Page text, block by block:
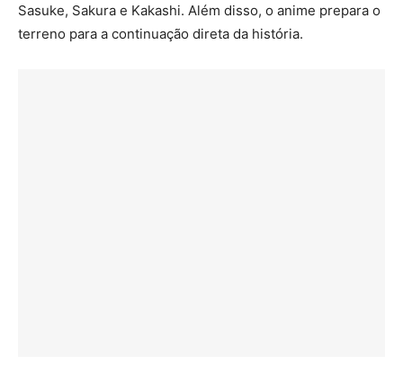
Sasuke, Sakura e Kakashi. Além disso, o anime prepara o
terreno para a continuação direta da história.